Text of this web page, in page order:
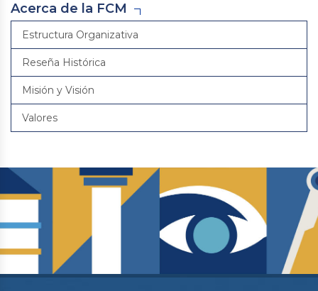
Acerca de la FCM
Estructura Organizativa
Reseña Histórica
Misión y Visión
Valores